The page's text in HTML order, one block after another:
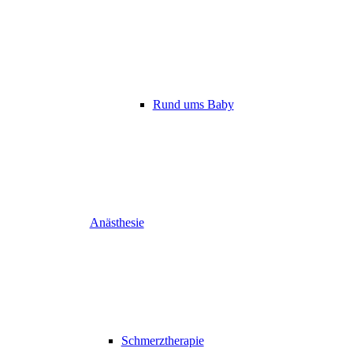
Rund ums Baby
Anästhesie
Schmerztherapie